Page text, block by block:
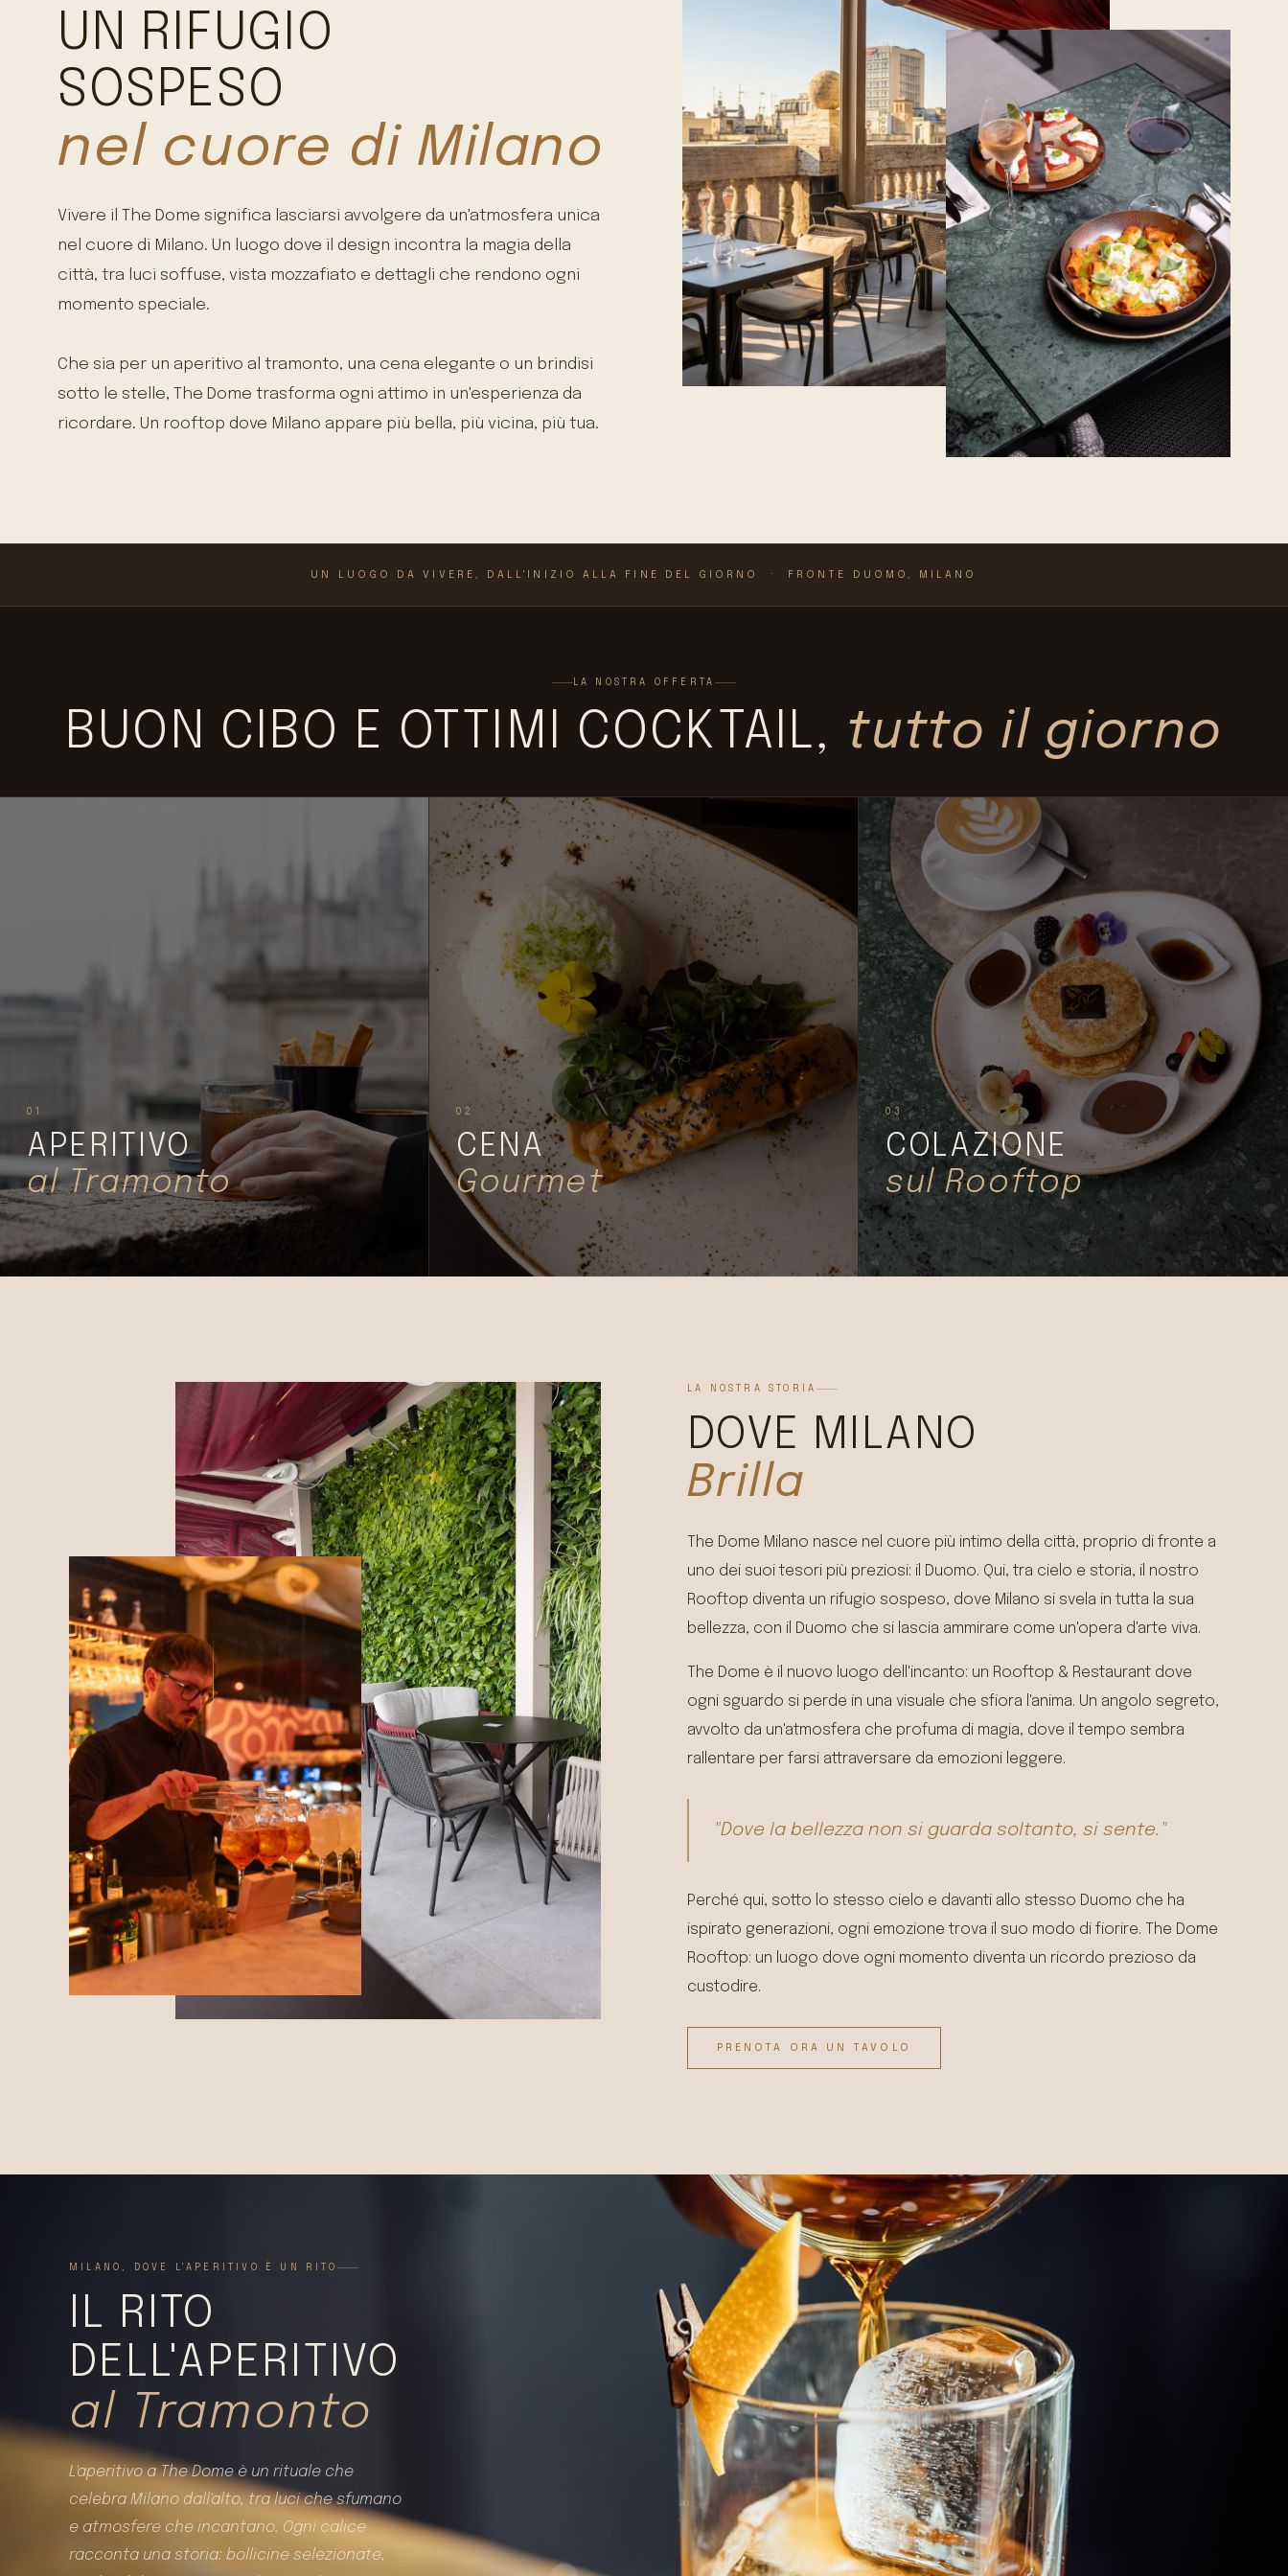
UN RIFUGIO
SOSPESO
nel cuore di Milano
Vivere il The Dome significa lasciarsi avvolgere da un'atmosfera unica
nel cuore di Milano. Un luogo dove il design incontra la magia della
città, tra luci soffuse, vista mozzafiato e dettagli che rendono ogni
momento speciale.
Che sia per un aperitivo al tramonto, una cena elegante o un brindisi
sotto le stelle, The Dome trasforma ogni attimo in un'esperienza da
ricordare. Un rooftop dove Milano appare più bella, più vicina, più tua.
UN LUOGO DA VIVERE, DALL'INIZIO ALLA FINE DEL GIORNO · FRONTE DUOMO, MILANO
LA NOSTRA OFFERTA
BUON CIBO E OTTIMI COCKTAIL, tutto il giorno
01
APERITIVO
al Tramonto
02
CENA
Gourmet
03
COLAZIONE
sul Rooftop
LA NOSTRA STORIA
DOVE MILANO
Brilla
The Dome Milano nasce nel cuore più intimo della città, proprio di fronte a
uno dei suoi tesori più preziosi: il Duomo. Qui, tra cielo e storia, il nostro
Rooftop diventa un rifugio sospeso, dove Milano si svela in tutta la sua
bellezza, con il Duomo che si lascia ammirare come un'opera d'arte viva.
The Dome è il nuovo luogo dell'incanto: un Rooftop & Restaurant dove
ogni sguardo si perde in una visuale che sfiora l'anima. Un angolo segreto,
avvolto da un'atmosfera che profuma di magia, dove il tempo sembra
rallentare per farsi attraversare da emozioni leggere.
"Dove la bellezza non si guarda soltanto, si sente."
Perché qui, sotto lo stesso cielo e davanti allo stesso Duomo che ha
ispirato generazioni, ogni emozione trova il suo modo di fiorire. The Dome
Rooftop: un luogo dove ogni momento diventa un ricordo prezioso da
custodire.
PRENOTA ORA UN TAVOLO
MILANO, DOVE L'APERITIVO È UN RITO
IL RITO
DELL'APERITIVO
al Tramonto
L'aperitivo a The Dome è un rituale che
celebra Milano dall'alto, tra luci che sfumano
e atmosfere che incantano. Ogni calice
racconta una storia: bollicine selezionate,